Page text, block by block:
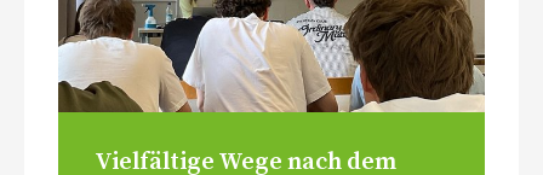
Vielfältige Wege nach dem